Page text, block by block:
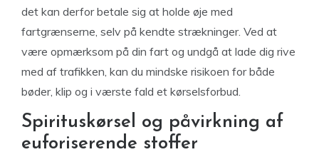
det kan derfor betale sig at holde øje med
fartgrænserne, selv på kendte strækninger. Ved at
være opmærksom på din fart og undgå at lade dig rive
med af trafikken, kan du mindske risikoen for både
bøder, klip og i værste fald et kørselsforbud.
Spirituskørsel og påvirkning af
euforiserende stoffer